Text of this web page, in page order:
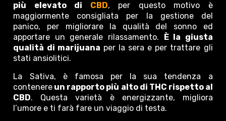
più elevato di CBD, per questo motivo è
maggiormente consigliata per la gestione del
panico, per migliorare la qualità del sonno ed
apportare un generale rilassamento. È la giusta
qualità di marijuana per la sera e per trattare gli
stati ansiolitici.
La Sativa, è famosa per la sua tendenza a
contenere un rapporto più alto di THC rispetto al
CBD. Questa varietà è energizzante, migliora
l’umore e ti farà fare un viaggio di testa.